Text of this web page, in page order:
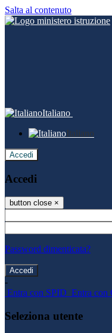
Salta al contenuto
Italiano
Italiano
Accedi
Accedi
button close ×
Password dimenticata?
-
Entra con SPID Entra con
Seleziona utente